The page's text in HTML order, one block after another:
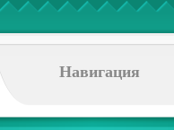
Навигация